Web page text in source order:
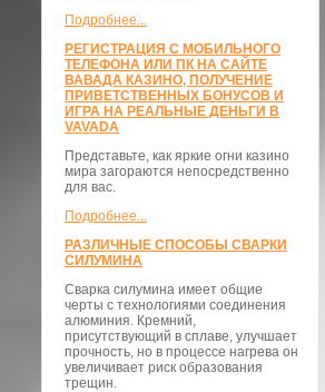
Подробнее...
РЕГИСТРАЦИЯ С МОБИЛЬНОГО
ТЕЛЕФОНА ИЛИ ПК НА САЙТЕ
ВАВАДА КАЗИНО, ПОЛУЧЕНИЕ
ПРИВЕТСТВЕННЫХ БОНУСОВ И
ИГРА НА РЕАЛЬНЫЕ ДЕНЬГИ В
VAVADA
Представьте, как яркие огни казино
мира загораются непосредственно
для вас.
Подробнее...
РАЗЛИЧНЫЕ СПОСОБЫ СВАРКИ
СИЛУМИНА
Сварка силумина имеет общие
черты с технологиями соединения
алюминия. Кремний,
присутствующий в сплаве, улучшает
прочность, но в процессе нагрева он
увеличивает риск образования
трещин.